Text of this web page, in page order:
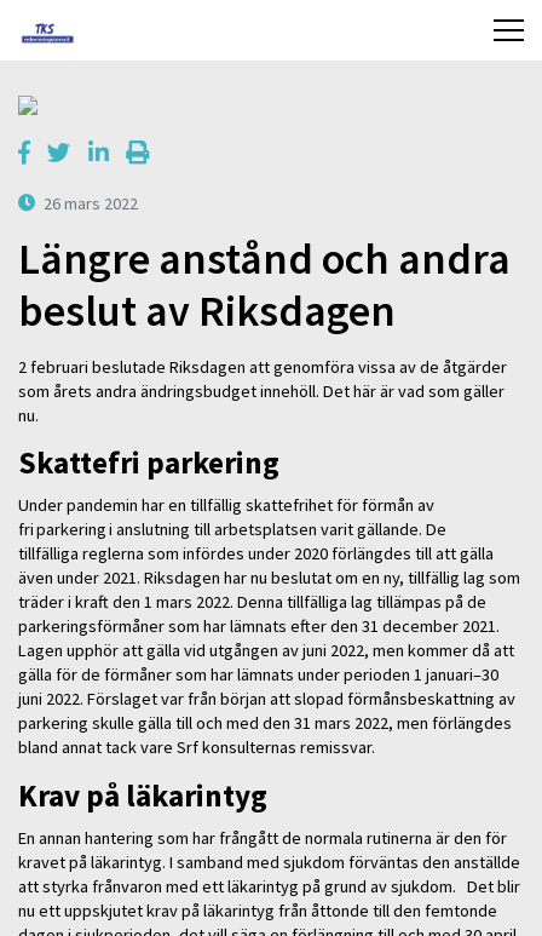
26 mars 2022
Längre anstånd och andra
beslut av Riksdagen
2 februari beslutade Riksdagen att genomföra vissa av de åtgärder
som årets andra ändringsbudget innehöll. Det här är vad som gäller
nu.
Skattefri parkering
Under pandemin har en tillfällig skattefrihet för förmån av
fri parkering i anslutning till arbetsplatsen varit gällande. De
tillfälliga reglerna som infördes under 2020 förlängdes till att gälla
även under 2021. Riksdagen har nu beslutat om en ny, tillfällig lag som
träder i kraft den 1 mars 2022. Denna tillfälliga lag tillämpas på de
parkeringsförmåner som har lämnats efter den 31 december 2021.
Lagen upphör att gälla vid utgången av juni 2022, men kommer då att
gälla för de förmåner som har lämnats under perioden 1 januari–30
juni 2022. Förslaget var från början att slopad förmånsbeskattning av
parkering skulle gälla till och med den 31 mars 2022, men förlängdes
bland annat tack vare Srf konsulternas remissvar.
Krav på läkarintyg
En annan hantering som har frångått de normala rutinerna är den för
kravet på läkarintyg. I samband med sjukdom förväntas den anställde
att styrka frånvaron med ett läkarintyg på grund av sjukdom. Det blir
nu ett uppskjutet krav på läkarintyg från åttonde till den femtonde